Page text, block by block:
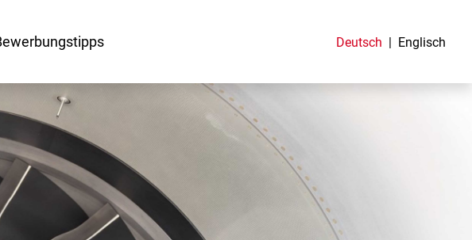
Deutsch Englisch